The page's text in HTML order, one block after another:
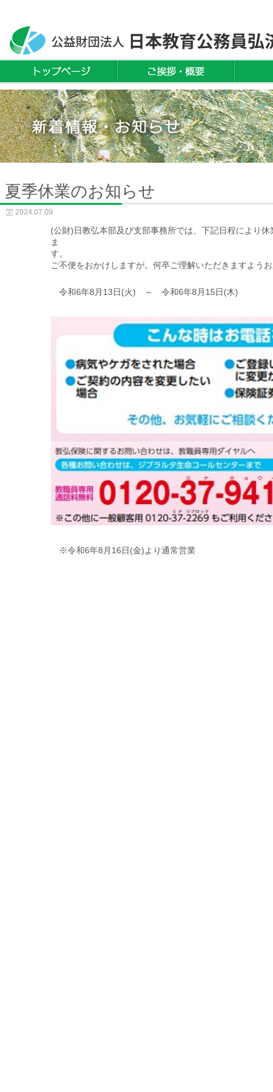
夏季休業のお知らせ
2024.07.09
(公財)日教弘本部及び支部事務所では、下記日程により
ま
す。
ご不便をおかけしますが。何卒ご理解いただきますよう
令和6年8月13日(火) ～ 令和6年8月15日(木)
※令和6年8月16日(金)より通常営業